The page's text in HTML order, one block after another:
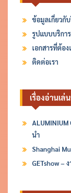
ข้อมูลเกี่ยวกั
รูปแบบบริกา
เอกสารที่ต้อง
ติดต่อเรา
เรื่องอ่านเล่
นำ
Shanghai
GETshow –